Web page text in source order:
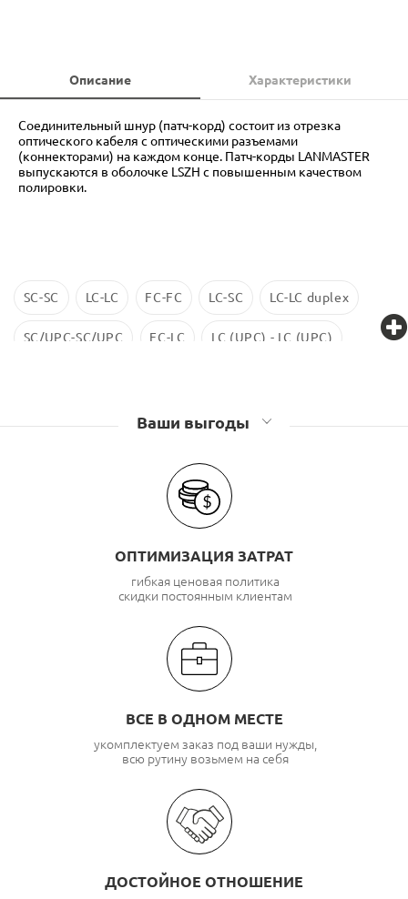
Описание Характеристики
Соединительный шнур (патч-корд) состоит из отрезка
оптического кабеля с оптическими разъемами
(коннекторами) на каждом конце. Патч-корды LANMASTER
выпускаются в оболочке LSZH с повышенным качеством
полировки.
SC-SC LC-LC FC-FC LC-SC LC-LC duplex
SC/UPC-SC/UPC FC-LC LC (UPC) - LC (UPC)
Ваши выгоды
ОПТИМИЗАЦИЯ ЗАТРАТ
гибкая ценовая политика
скидки постоянным клиентам
ВСЕ В ОДНОМ МЕСТЕ
укомплектуем заказ под ваши нужды,
всю рутину возьмем на себя
ДОСТОЙНОЕ ОТНОШЕНИЕ